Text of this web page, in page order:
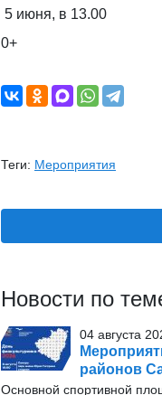
5 июня, в 13.00
0+
Теги: Мероприятия
Новости по
04 августа
районов
Основной спортивной